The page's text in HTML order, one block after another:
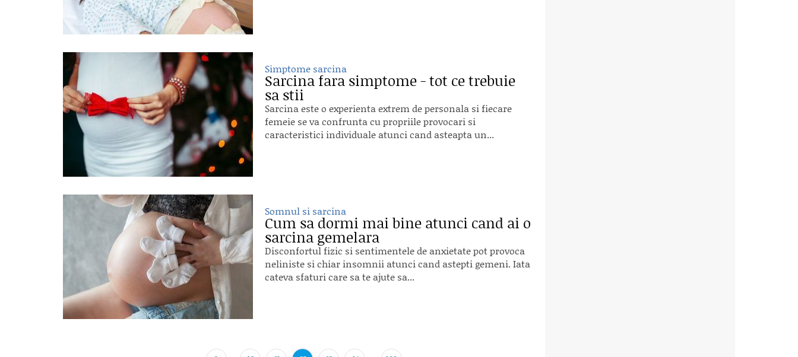
Simptome sarcina
Sarcina fara simptome - tot ce trebuie
sa stii
Sarcina este o experienta extrem de personala si fiecare
femeie se va confrunta cu propriile provocari si
caracteristici individuale atunci cand asteapta un...
Somnul si sarcina
Cum sa dormi mai bine atunci cand ai o
sarcina gemelara
Disconfortul fizic si sentimentele de anxietate pot provoca
neliniste si chiar insomnii atunci cand astepti gemeni. Iata
cateva sfaturi care sa te ajute sa...